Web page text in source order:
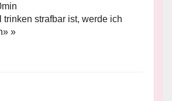
trinken strafbar ist, werde ich
»